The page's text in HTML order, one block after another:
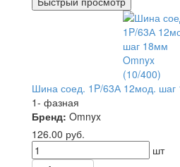
Шина соед. 1P/63А 12мод.
1- фазная
Бренд: Omnyx
126.00 руб.
шт